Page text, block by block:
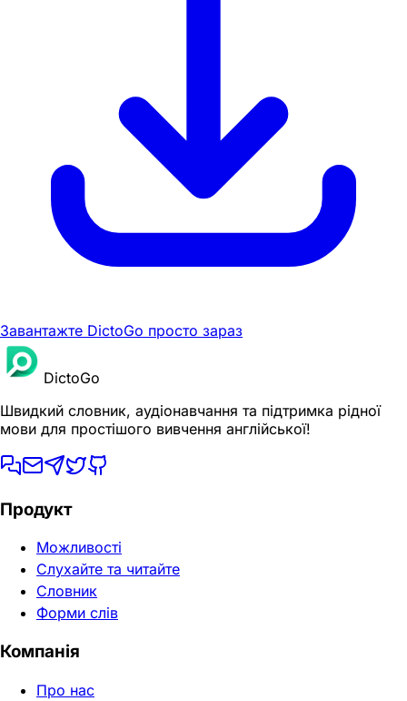
Завантажте DictoGo просто зараз
DictoGo
Швидкий словник, аудіонавчання та підтримка рідної
мови для простішого вивчення англійської!
Продукт
Можливості
Слухайте та читайте
Словник
Форми слів
Компанія
Про нас